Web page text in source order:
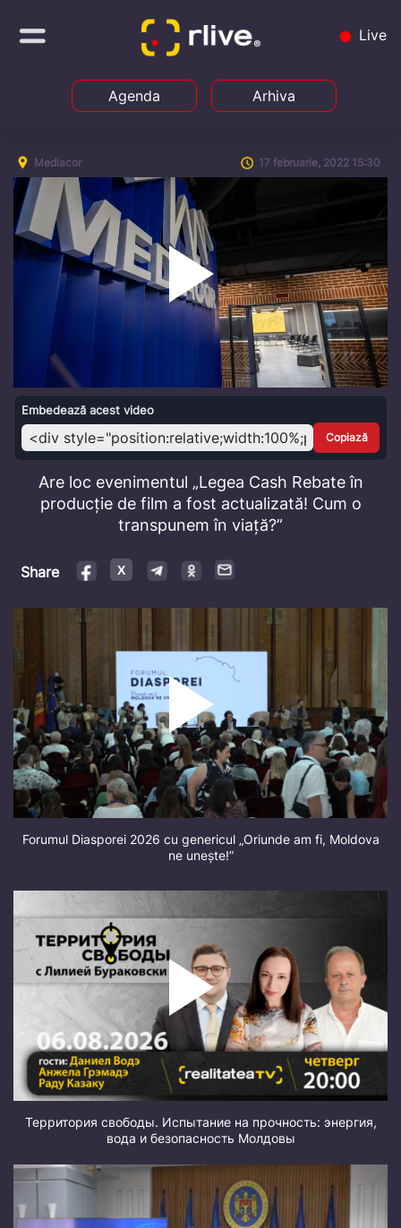
Live
Agenda Arhiva
Mediacor 17 februarie, 2022 15:30
Play
Video
Embedează acest video
Copiază
Are loc evenimentul „Legea Cash Rebate în
producție de film a fost actualizată! Cum o
transpunem în viață?”
Share
Forumul Diasporei 2026 cu genericul „Oriunde am fi, Moldova
ne unește!”
Территория свободы. Испытание на прочность: энергия,
вода и безопасность Молдовы